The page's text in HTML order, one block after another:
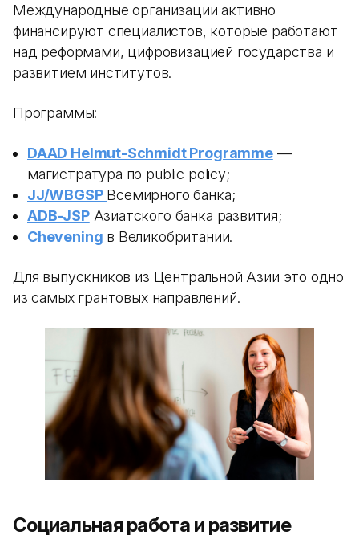
Международные организации активно
финансируют специалистов, которые работают
над реформами, цифровизацией государства и
развитием институтов.
Программы:
DAAD Helmut-Schmidt Programme—
магистратура по public policy;
JJ/WBGSP Всемирного банка;
ADB-JSPАзиатского банка развития;
Chevening в Великобритании.
Для выпускников из Центральной Азии это одно
из самых грантовых направлений.
Социальная работа и развитие